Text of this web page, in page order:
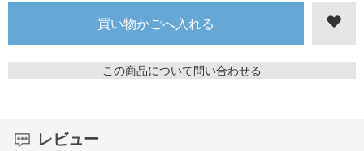
この商品について問い合わせる
レビュー